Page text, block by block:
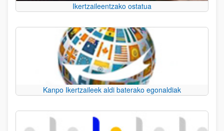
Ikertzaileentzako ostatua
Kanpo Ikertzaileek aldi baterako egonaldiak